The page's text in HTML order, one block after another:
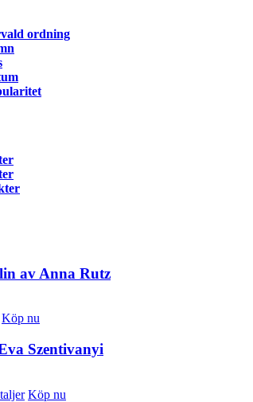
ordning
av Anna Rutz
Köp nu
Szentivanyi
Köp nu